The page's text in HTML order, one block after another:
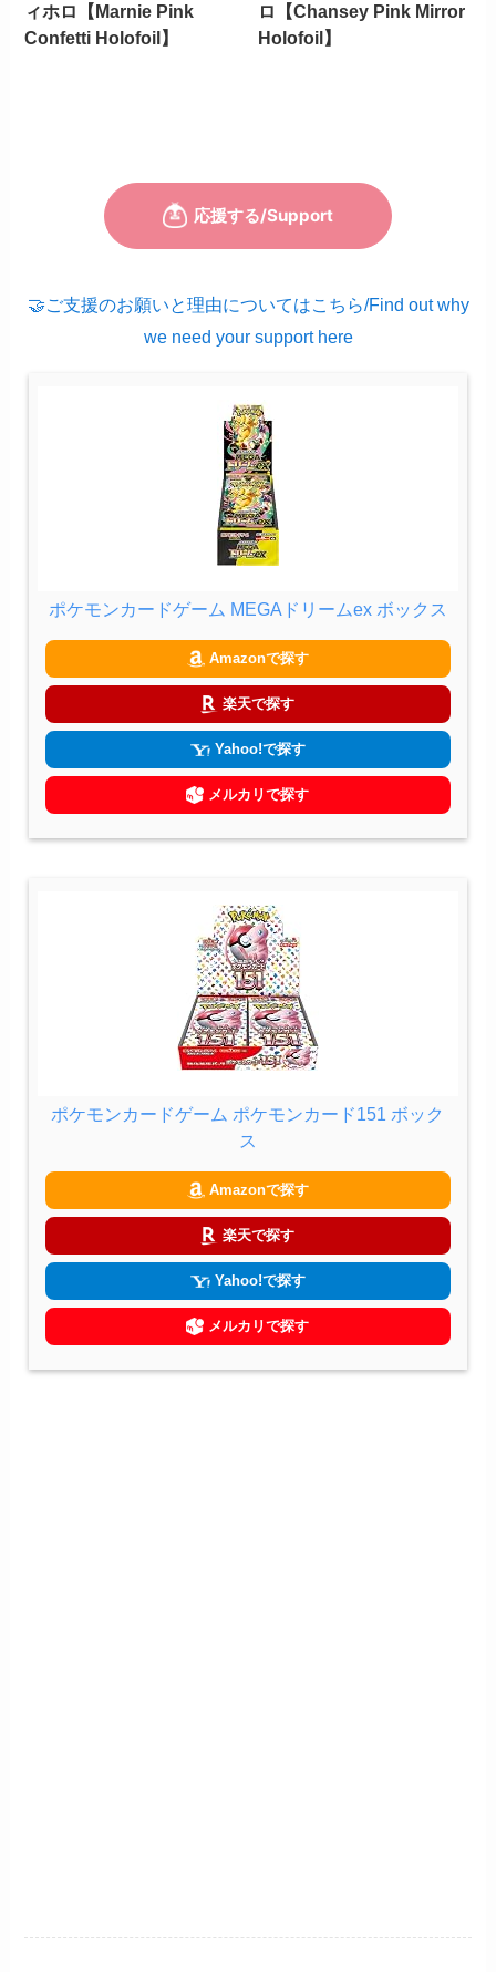
ィホロ【Marnie Pink
Confetti Holofoil】
ロ【Chansey Pink Mirror
Holofoil】
🤝ご支援のお願いと理由についてはこちら/Find out why
we need your support here
ポケモンカードゲーム MEGAドリームex ボックス
Amazonで探す
楽天で探す
Yahoo!で探す
メルカリで探す
ポケモンカードゲーム ポケモンカード151 ボック
ス
Amazonで探す
楽天で探す
Yahoo!で探す
メルカリで探す